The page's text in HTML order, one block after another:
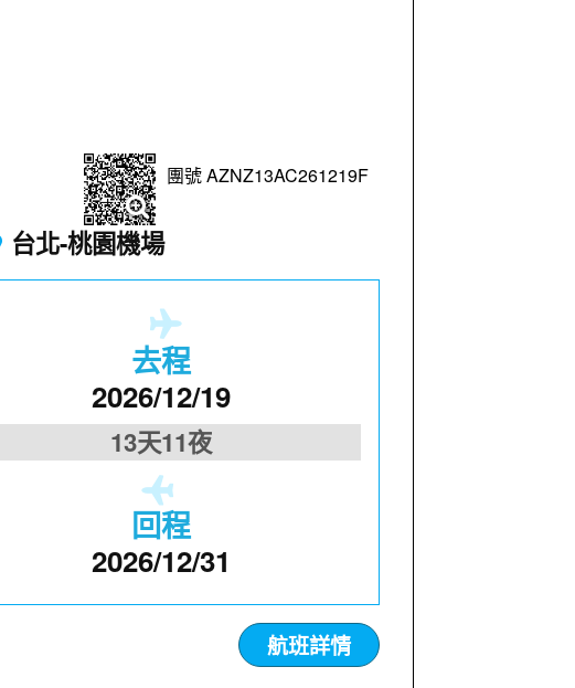
團號 AZNZ13AC261219F
台北-桃園機場
去程
2026/12/19
13天11夜
回程
2026/12/31
航班詳情